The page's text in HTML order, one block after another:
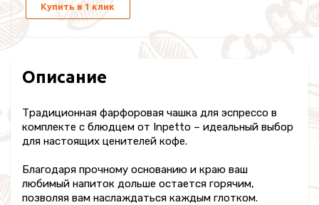
Купить в 1 клик
Описание
Традиционная фарфоровая чашка для эспрессо в
комплекте с блюдцем от Inpetto – идеальный выбор
для настоящих ценителей кофе.
Благодаря прочному основанию и краю ваш
любимый напиток дольше остается горячим,
позволяя вам наслаждаться каждым глотком.